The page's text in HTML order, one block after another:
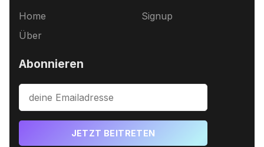
Home
Über
Signup
Abonnieren
JETZT BEITRETEN